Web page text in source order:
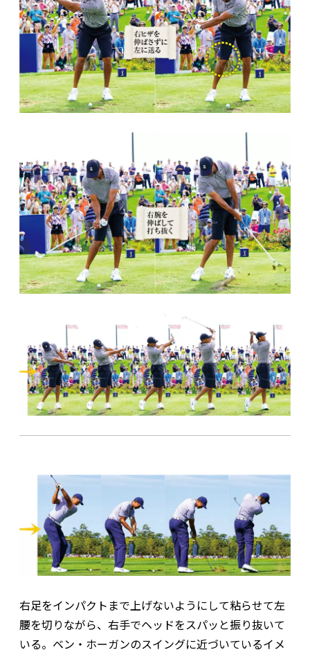
右足をインパクトまで上げないようにして粘らせて左
腰を切りながら、右手でヘッドをスパッと振り抜いて
いる。ベン・ホーガンのスイングに近づいているイメ